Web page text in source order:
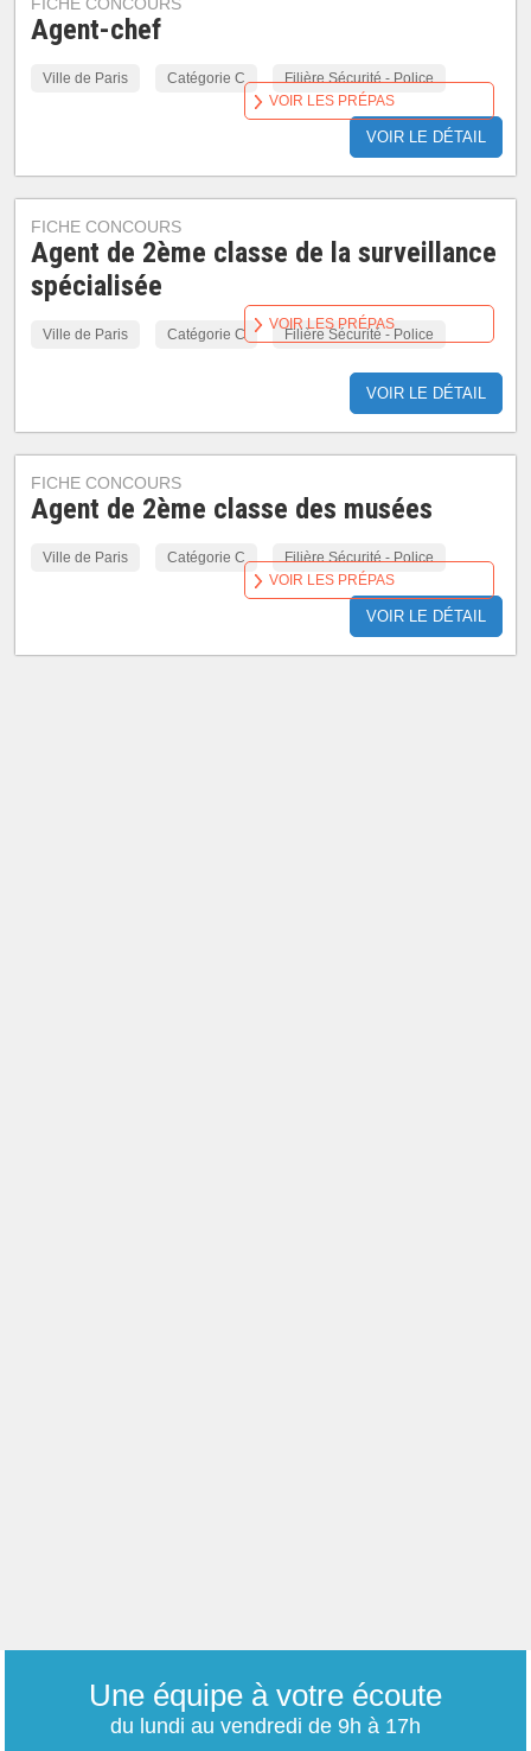
Agent-chef
Ville de Paris Catégorie C Filière Sécurité - Police
VOIR LE DÉTAIL
VOIR LES PRÉPAS
FICHE CONCOURS
Agent de 2ème classe de la surveillance
spécialisée
Ville de Paris Catégorie C Filière Sécurité - Police
VOIR LE DÉTAIL
VOIR LES PRÉPAS
FICHE CONCOURS
Agent de 2ème classe des musées
Ville de Paris Catégorie C Filière Sécurité - Police
VOIR LE DÉTAIL
VOIR LES PRÉPAS
Une équipe à votre écoute
du lundi au vendredi de 9h à 17h